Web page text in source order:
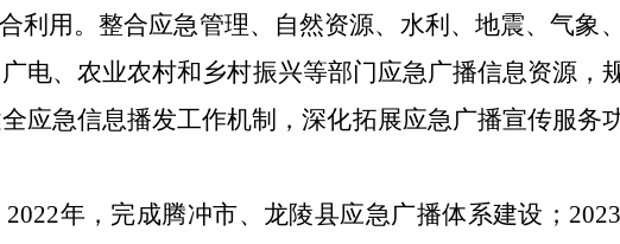
利用。整合应急管理、 自然资源、 水利 、 地震、气象、
广电、农业农村和 乡村振兴等部门应急广播信息资源，
应急信息播发工作机制，深化拓展应急广播宣传服务
2022年，完成腾冲市、龙陵县应急广播体系建设； 2023